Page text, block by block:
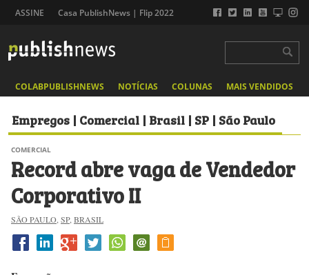
ASSINE Casa PublishNews | Flip 2022
COLABPUBLISHNEWS NOTÍCIAS COLUNAS MAIS VENDIDOS
Empregos | Comercial | Brasil | SP | São Paulo
COMERCIAL
Record abre vaga de Vendedor
Corporativo II
SÃO PAULO SP, BRASIL